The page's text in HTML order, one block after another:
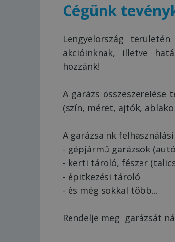
Cégünk
Lengyelország
akcióinknak, illetve
hozzánk!
A garázs összeszerelése
(szín, méret, ajtók,
A garázsaink
- gépjármű garázsok
- kerti tároló, fészer
- épitkezési tároló
- és még sokkal több...
Rendelje meg garázsát